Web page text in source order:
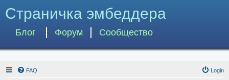
Страничка эмбеддера
Блог Форум Сообщество
FAQ Login